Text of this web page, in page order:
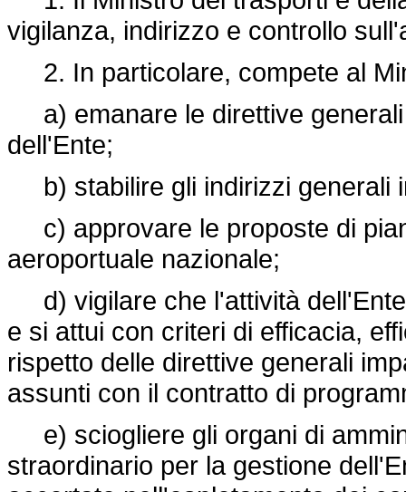
vigilanza, indirizzo e controllo
2. In particolare, compete al
a) emanare le direttive
dell'Ente;
b) stabilire gli indirizzi generali
c) approvare le proposte di
aeroportuale nazionale;
d) vigilare che l'attività
e si attui con criteri di efficacia,
rispetto delle direttive generali
assunti con il contratto di
e) sciogliere gli organi di
straordinario per la gestione